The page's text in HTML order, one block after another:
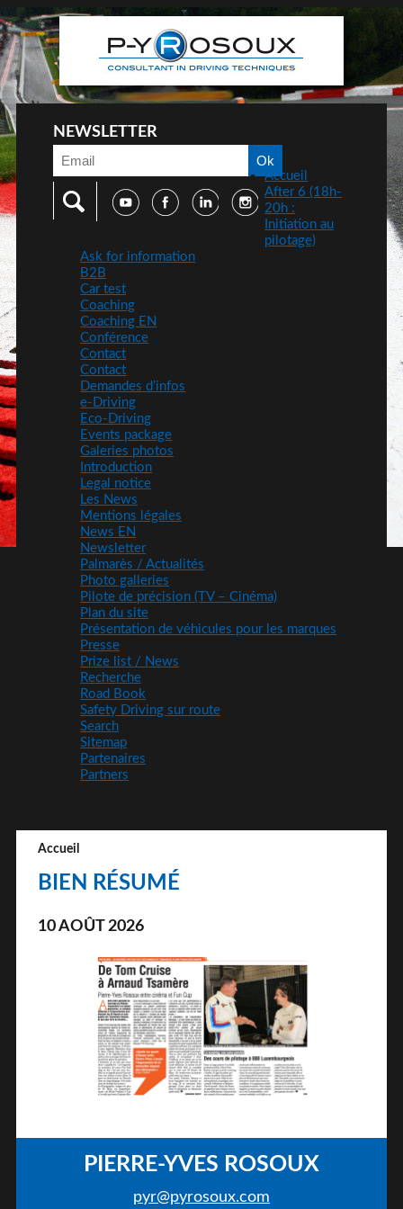
NEWSLETTER
Accueil
After 6 (18h-
20h :
Initiation au
pilotage)
Ask for information
B2B
Car test
Coaching
Coaching EN
Conférence
Contact
Contact
Demandes d’infos
e-Driving
Eco-Driving
Events package
Galeries photos
Introduction
Legal notice
Les News
Mentions légales
News EN
Newsletter
Palmarès / Actualités
Photo galleries
Pilote de précision (TV – Cinéma)
Plan du site
Présentation de véhicules pour les marques
Presse
Prize list / News
Recherche
Road Book
Safety Driving sur route
Search
Sitemap
Partenaires
Partners
Accueil
BIEN RÉSUMÉ
10 AOÛT 2026
PIERRE-YVES ROSOUX
pyr@pyrosoux.com